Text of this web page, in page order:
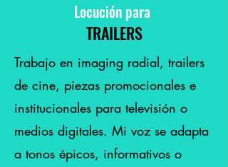
Locución para
TRAILERS
Trabajo en imaging radial, trailers
de cine, piezas promocionales e
institucionales para televisión o
medios digitales. Mi voz se adapta
a tonos épicos, informativos o